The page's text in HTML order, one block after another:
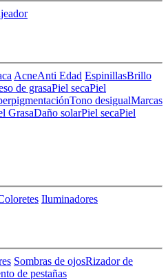
AcneAnti Edad EspinillasBrillo
de grasaPiel secaPiel
Tono desigualMarcas
GrasaDaño solarPiel secaPiel
Iluminadores
Sombras de ojosRizador de
de pestañas